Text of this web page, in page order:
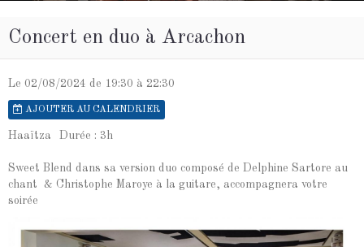
Concert en duo à Arcachon
Le 02/08/2024 de 19:30 à 22:30
AJOUTER AU CALENDRIER
Haaïtza Durée : 3h
Sweet Blend dans sa version duo composé de Delphine Sartore au
chant & Christophe Maroye à la guitare, accompagnera votre
soirée